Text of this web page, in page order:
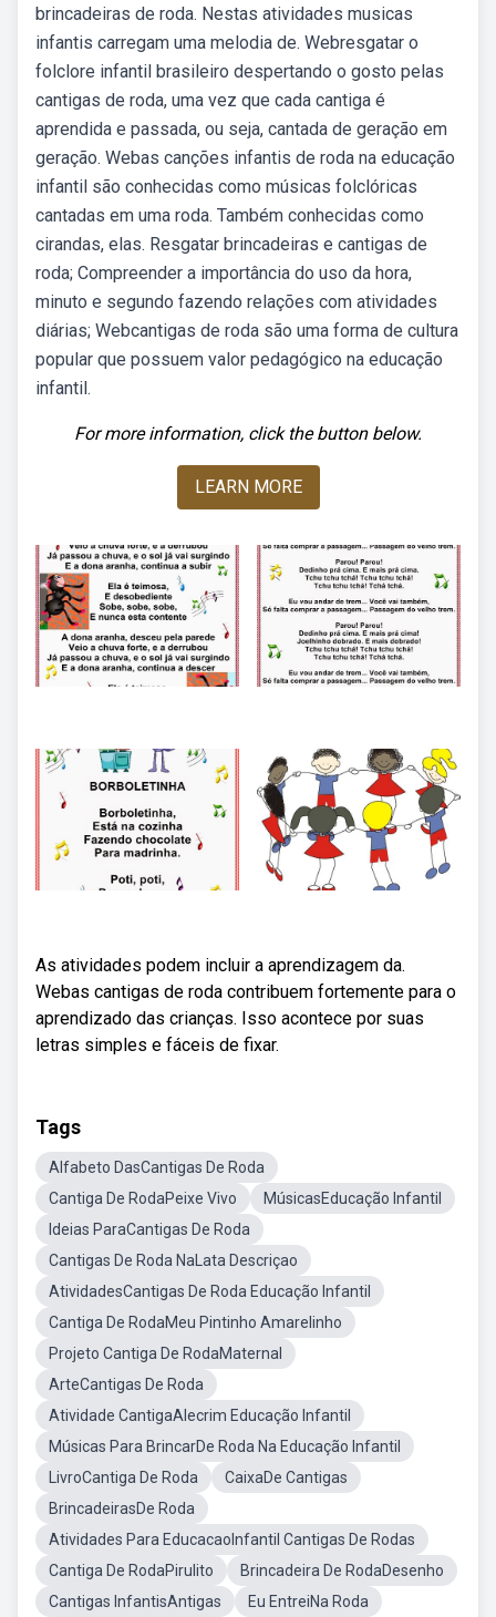
brincadeiras de roda. Nestas atividades musicas
infantis carregam uma melodia de. Webresgatar o
folclore infantil brasileiro despertando o gosto pelas
cantigas de roda, uma vez que cada cantiga é
aprendida e passada, ou seja, cantada de geração em
geração. Webas canções infantis de roda na educação
infantil são conhecidas como músicas folclóricas
cantadas em uma roda. Também conhecidas como
cirandas, elas. Resgatar brincadeiras e cantigas de
roda; Compreender a importância do uso da hora,
minuto e segundo fazendo relações com atividades
diárias; Webcantigas de roda são uma forma de cultura
popular que possuem valor pedagógico na educação
infantil.
For more information, click the button below.
LEARN MORE
As atividades podem incluir a aprendizagem da.
Webas cantigas de roda contribuem fortemente para o
aprendizado das crianças. Isso acontece por suas
letras simples e fáceis de fixar.
Tags
Alfabeto DasCantigas De Roda
Cantiga De RodaPeixe Vivo
MúsicasEducação Infantil
Ideias ParaCantigas De Roda
Cantigas De Roda NaLata Descriçao
AtividadesCantigas De Roda Educação Infantil
Cantiga De RodaMeu Pintinho Amarelinho
Projeto Cantiga De RodaMaternal
ArteCantigas De Roda
Atividade CantigaAlecrim Educação Infantil
Músicas Para BrincarDe Roda Na Educação Infantil
LivroCantiga De Roda
CaixaDe Cantigas
BrincadeirasDe Roda
Atividades Para EducacaoInfantil Cantigas De Rodas
Cantiga De RodaPirulito
Brincadeira De RodaDesenho
Cantigas InfantisAntigas
Eu EntreiNa Roda